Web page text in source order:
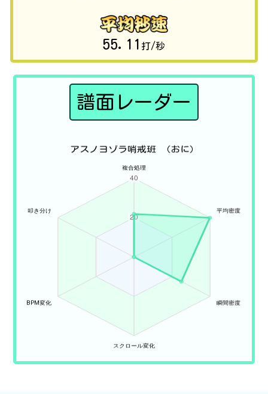
55.11 打/秒
譜面レーダー